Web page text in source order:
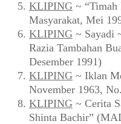
KLIPING ~ “Timah
Masyarakat, Mei
KLIPING ~ Sayadi
Razia Tambahan
Desember 1991)
KLIPING ~ Iklan
November 1963,
KLIPING ~ Cerita
Shinta Bachir”